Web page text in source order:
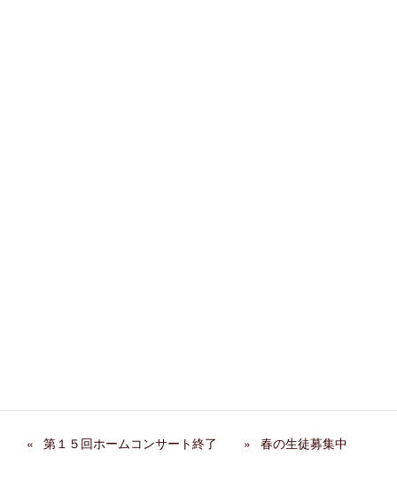
第１５回ホームコンサート終了 春の生徒募集中